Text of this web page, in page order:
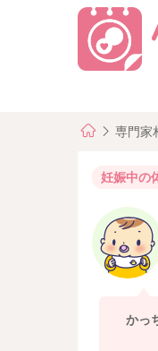
専門家
妊娠中の
かっ